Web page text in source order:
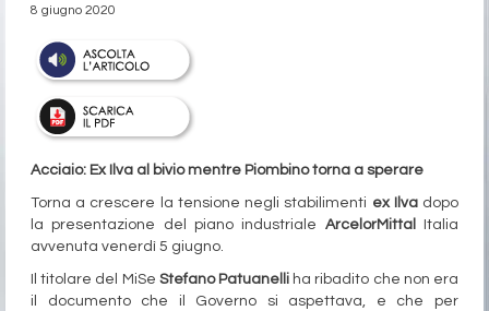
8 giugno 2020
Acciaio: Ex Ilva al bivio mentre Piombino torna a sperare
Torna a crescere la tensione negli stabilimenti ex Ilvadopo
la presentazione del piano industriale ArcelorMittal
Italia
avvenuta venerdì 5 giugno.
Il titolare del MiSe Stefano Patuanelli ha ribadito che non era
il documento che il Governo si aspettava, e che per